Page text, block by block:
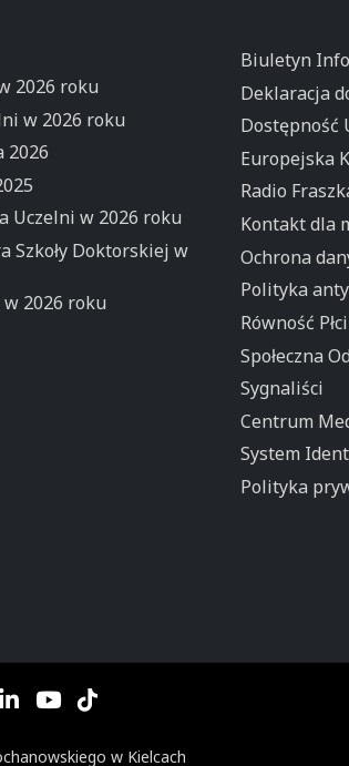
2026 roku
w 2026 roku
2026
Uczelni w 2026 roku
Szkoły Doktorskiej w
w 2026 roku
Biuletyn
Deklaracja
Dostępność
Europejska
Radio
Kontakt dla
Ochrona
Polityka
Równość Płci
Społeczna
Sygnaliści
Centrum
System
Polityka
w Kielcach